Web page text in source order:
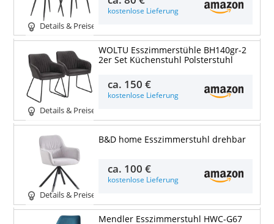
Details & Preise
kostenlose Lieferung
Details & Preise
WOLTU Esszimmerstühle BH140gr-2
2er Set Küchenstuhl Polsterstuhl
ca. 150 €
kostenlose Lieferung
Details & Preise
B&D home Esszimmerstuhl drehbar
ca. 100 €
kostenlose Lieferung
Mendler Esszimmerstuhl HWC-G67